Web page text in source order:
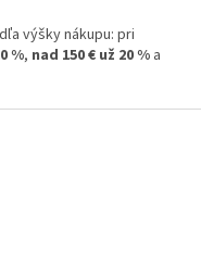
výšky nákupu: pri
%, nad 150 € už 20 % a